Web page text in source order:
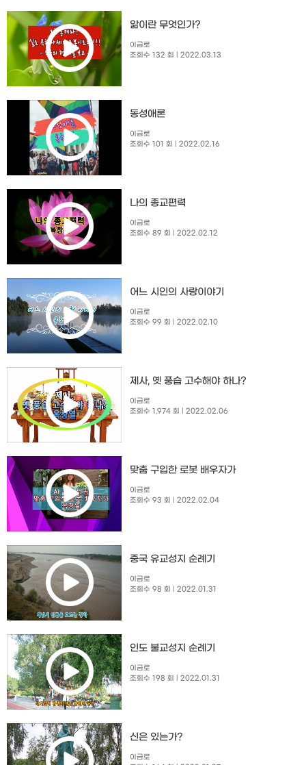
앎이란 무엇인가?
이금로
조회수 132 회
| 2022.03.13
동성애론
이금로
조회수 101 회
| 2022.02.16
나의 종교편력
이금로
조회수 89 회
| 2022.02.12
​어느 시인의 사랑이야기
이금로
조회수 99 회
| 2022.02.10
제사, 옛 풍습 고수해야 하나?
이금로
조회수 1,974 회
| 2022.02.06
맞춤 구입한 로봇 배우자가
이금로
조회수 93 회
| 2022.02.04
중국 유교성지 순례기
이금로
조회수 98 회
| 2022.01.31
인도 불교성지 순례기
이금로
조회수 198 회
| 2022.01.31
신은 있는가?
이금로